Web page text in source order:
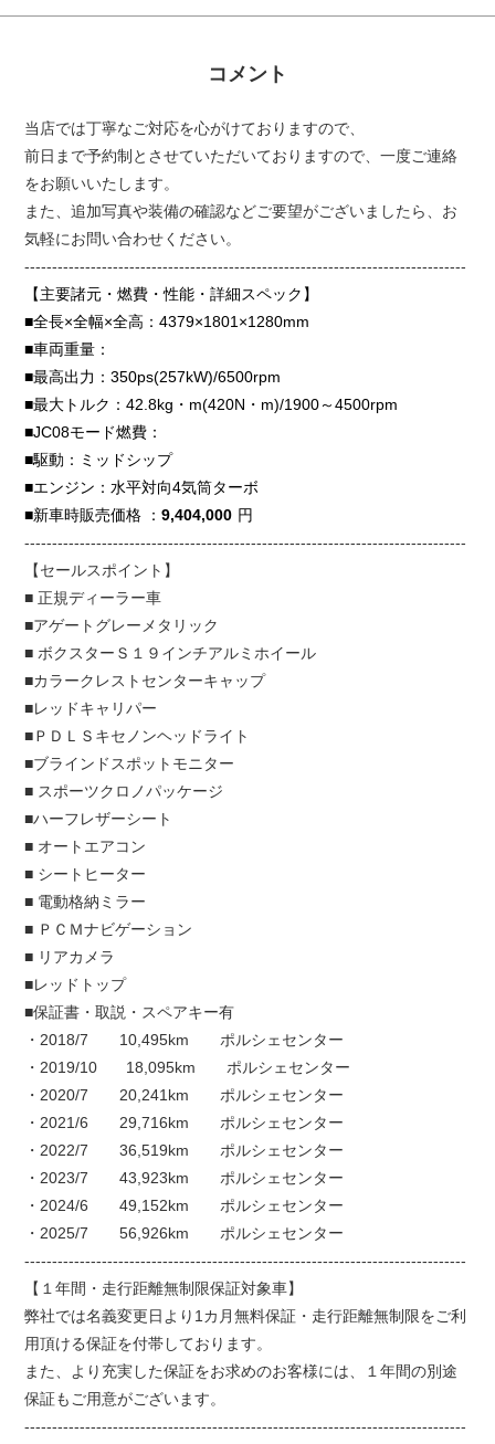
コメント
当店では丁寧なご対応を心がけておりますので、
前日まで予約制とさせていただいておりますので、一度ご連絡
をお願いいたします。
また、追加写真や装備の確認などご要望がございましたら、お
気軽にお問い合わせください。
--------------------------------------------------------------------------------
【主要諸元・燃費・性能・詳細スペック】
■全長×全幅×全高：4379×1801×1280mm
■車両重量：
■最高出力：350ps(257kW)/6500rpm
■最大トルク：42.8kg・m(420N・m)/1900～4500rpm
■JC08モード燃費：
■駆動： ミッドシップ
■エンジン：水平対向4気筒ターボ
■新車時販売価格 ：9,404,000 円
--------------------------------------------------------------------------------
【セールスポイント】
■ 正規ディーラー車
■アゲートグレーメタリック
■ ボクスターＳ１９インチアルミホイール
■カラークレストセンターキャップ
■レッドキャリパー
■ＰＤＬＳキセノンヘッドライト
■ブラインドスポットモニター
■ スポーツクロノパッケージ
■ハーフレザーシート
■ オートエアコン
■ シートヒーター
■ 電動格納ミラー
■ ＰＣＭナビゲーション
■ リアカメラ
■レッドトップ
■保証書・取説・スペアキー有
・2018/7 10,495km ポルシェセンター
・2019/10 18,095km ポルシェセンター
・2020/7 20,241km ポルシェセンター
・2021/6 29,716km ポルシェセンター
・2022/7 36,519km ポルシェセンター
・2023/7 43,923km ポルシェセンター
・2024/6 49,152km ポルシェセンター
・2025/7 56,926km ポルシェセンター
--------------------------------------------------------------------------------
【１年間・走行距離無制限保証対象車】
弊社では名義変更日より1カ月無料保証・走行距離無制限をご利
用頂ける保証を付帯しております。
また、より充実した保証をお求めのお客様には、１年間の別途
保証もご用意がございます。
--------------------------------------------------------------------------------